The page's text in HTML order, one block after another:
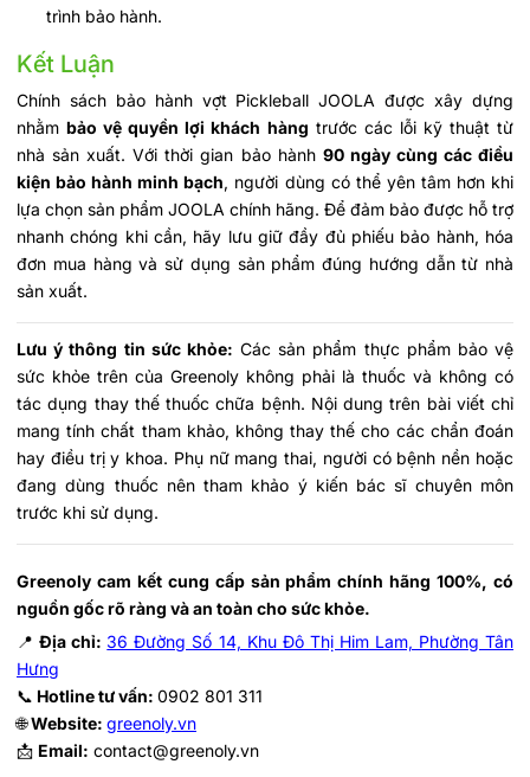
trình bảo hành.
Kết Luận
Chính sách bảo hành vợt Pickleball JOOLA được xây dựng
nhằmbảo vệ quyền lợi khách hàng trước các lỗi kỹ thuật từ
nhà sản xuất. Với thời gian bảo hành 90 ngày cùng các điều
kiện bảo hành minh bạch, người dùng có thể yên tâm hơn khi
lựa chọn sản phẩm JOOLA chính hãng. Để đảm bảo được hỗ trợ
nhanh chóng khi cần, hãy lưu giữ đầy đủ phiếu bảo hành, hóa
đơn mua hàng và sử dụng sản phẩm đúng hướng dẫn từ nhà
sản xuất.
Lưu ý thông tin sức khỏe: Các sản phẩm thực phẩm bảo vệ
sức khỏe trên của Greenoly không phải là thuốc và không có
tác dụng thay thế thuốc chữa bệnh. Nội dung trên bài viết chỉ
mang tính chất tham khảo, không thay thế cho các chẩn đoán
hay điều trị y khoa. Phụ nữ mang thai, người có bệnh nền hoặc
đang dùng thuốc nên tham khảo ý kiến bác sĩ chuyên môn
trước khi sử dụng.
Greenoly cam kết cung cấp sản phẩm chính hãng 100%, có
nguồn gốc rõ ràng và an toàn cho sức khỏe.
📍 Địa chỉ: 36 Đường Số 14, Khu Đô Thị Him Lam, Phường Tân
Hưng
📞 Hotline tư vấn: 0902 801 311
🌐Website: greenoly.vn
📩 Email: contact@greenoly.vn